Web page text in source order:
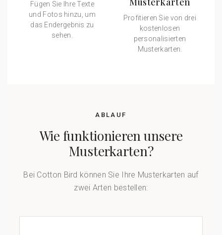
Fügen Sie Ihre Texte
und Fotos hinzu, um
das Endergebnis zu
sehen.
Profitieren Sie von drei
kostenlosen
personalisierten
Musterkarten.
ABLAUF
Wie funktionieren unsere
Musterkarten?
Bei Cotton Bird können Sie Ihre Musterkarten auf
zwei Arten bestellen: